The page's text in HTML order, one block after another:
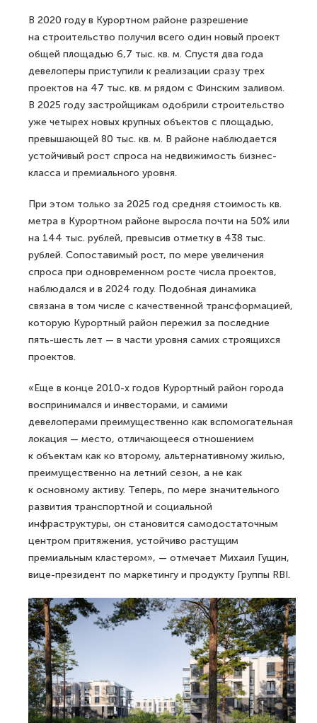
В 2020 году в Курортном районе разрешение
на строительство получил всего один новый проект
общей площадью 6,7 тыс. кв. м. Спустя два года
девелоперы приступили к реализации сразу трех
проектов на 47 тыс. кв. м рядом с Финским заливом.
В 2025 году застройщикам одобрили строительство
уже четырех новых крупных объектов с площадью,
превышающей 80 тыс. кв. м. В районе наблюдается
устойчивый рост спроса на недвижимость бизнес-
класса и премиального уровня.
При этом только за 2025 год средняя стоимость кв.
метра в Курортном районе выросла почти на 50% или
на 144 тыс. рублей, превысив отметку в 438 тыс.
рублей. Сопоставимый рост, по мере увеличения
спроса при одновременном росте числа проектов,
наблюдался и в 2024 году. Подобная динамика
связана в том числе с качественной трансформацией,
которую Курортный район пережил за последние
пять-шесть лет — в части уровня самих строящихся
проектов.
«Еще в конце 2010-х годов Курортный район города
воспринимался и инвесторами, и самими
девелоперами преимущественно как вспомогательная
локация — место, отличающееся отношением
к объектам как ко второму, альтернативному жилью,
преимущественно на летний сезон, а не как
к основному активу. Теперь, по мере значительного
развития транспортной и социальной
инфраструктуры, он становится самодостаточным
центром притяжения, устойчиво растущим
премиальным кластером», — отмечает Михаил Гущин,
вице-президент по маркетингу и продукту Группы RBI.